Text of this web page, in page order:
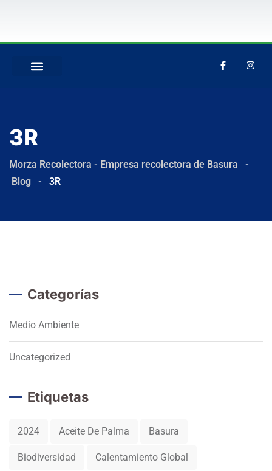
3R
Morza Recolectora - Empresa recolectora de Basura
-
Blog
- 3R
Categorías
Medio Ambiente
Uncategorized
Etiquetas
2024 Aceite De Palma Basura
Biodiversidad Calentamiento Global